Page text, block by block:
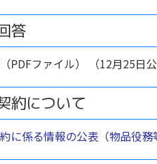
答
PDFファイル） （12月25日
約について
に係る情報の公表（物品役務